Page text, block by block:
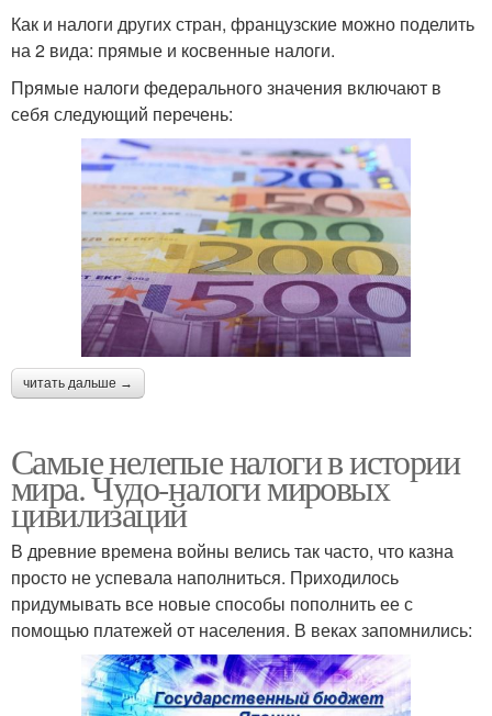
Как и налоги других стран, французские можно поделить
на 2 вида: прямые и косвенные налоги.
Прямые налоги федерального значения включают в
себя следующий перечень:
читать дальше →
Самые нелепые налоги в истории
мира. Чудо-налоги мировых
цивилизаций
В древние времена войны велись так часто, что казна
просто не успевала наполниться. Приходилось
придумывать все новые способы пополнить ее с
помощью платежей от населения. В веках запомнились: